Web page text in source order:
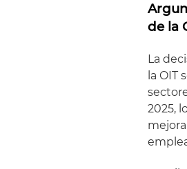
de la
La
la
2025,